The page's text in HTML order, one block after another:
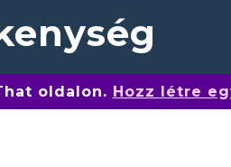
oldalon. Hozz létre